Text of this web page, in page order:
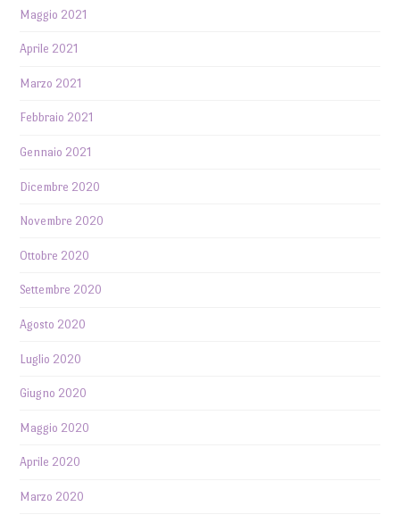
Maggio 2021
Aprile 2021
Marzo 2021
Febbraio 2021
Gennaio 2021
Dicembre 2020
Novembre 2020
Ottobre 2020
Settembre 2020
Agosto 2020
Luglio 2020
Giugno 2020
Maggio 2020
Aprile 2020
Marzo 2020